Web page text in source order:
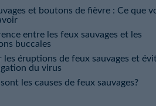
et boutons de fièvre : Ce que
entre les feux sauvages et les
buccales
les éruptions de feux sauvages et
du virus
les causes de feux sauvages?